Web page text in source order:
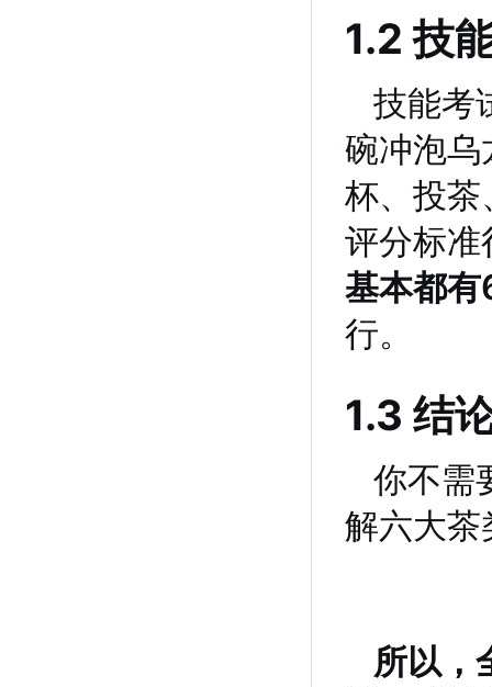
1.2 技
技能考
碗冲泡乌
杯、投茶
评分标准
基本都
行。
1.3 结
你不需
解六大茶
所以，